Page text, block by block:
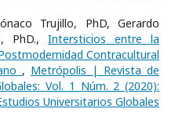
Trujillo, PhD, Gerardo
PhD., Intersticios entre la
Contracultural
, Metrópolis | Revista de
Vol. 1 Núm. 2 (2020):
Universitarios Globales